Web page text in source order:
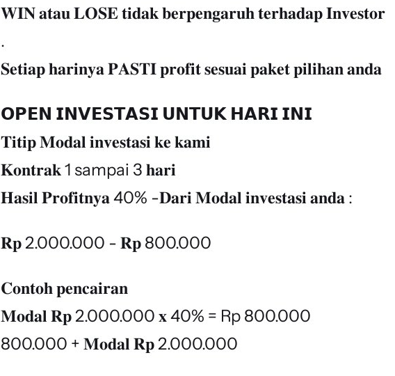
𝐖𝐈𝐍 𝐚𝐭𝐚𝐮 𝐋𝐎𝐒𝐄 𝐭𝐢𝐝𝐚𝐤 𝐛𝐞𝐫𝐩𝐞𝐧𝐠𝐚𝐫𝐮𝐡 𝐭𝐞𝐫𝐡𝐚𝐝𝐚𝐩 𝐈𝐧𝐯𝐞𝐬𝐭𝐨𝐫
.
𝐒𝐞𝐭𝐢𝐚𝐩 𝐡𝐚𝐫𝐢𝐧𝐲𝐚 𝐏𝐀𝐒𝐓𝐈 𝐩𝐫𝐨𝐟𝐢𝐭 𝐬𝐞𝐬𝐮𝐚𝐢 𝐩𝐚𝐤𝐞𝐭 𝐩𝐢𝐥𝐢𝐡𝐚𝐧 𝐚𝐧𝐝𝐚
𝗢𝗣𝗘𝗡 𝗜𝗡𝗩𝗘𝗦𝗧𝗔𝗦𝗜 𝗨𝗡𝗧𝗨𝗞 𝗛𝗔𝗥𝗜 𝗜𝗡𝗜
𝐓𝐢𝐭𝐢𝐩 𝐌𝐨𝐝𝐚𝐥 𝐢𝐧𝐯𝐞𝐬𝐭𝐚𝐬𝐢 𝐤𝐞 𝐤𝐚𝐦𝐢
𝐊𝐨𝐧𝐭𝐫𝐚𝐤 1 sampai 3 𝐡𝐚𝐫𝐢
𝐇𝐚𝐬𝐢𝐥 𝐏𝐫𝐨𝐟𝐢𝐭𝐧𝐲𝐚 40% -𝐃𝐚𝐫𝐢 𝐌𝐨𝐝𝐚𝐥 𝐢𝐧𝐯𝐞𝐬𝐭𝐚𝐬𝐢 𝐚𝐧𝐝𝐚 :
𝐑𝐩 2.000.000 - 𝐑𝐩 800.000
𝐂𝐨𝐧𝐭𝐨𝐡 𝐩𝐞𝐧𝐜𝐚𝐢𝐫𝐚𝐧
𝐌𝐨𝐝𝐚𝐥 𝐑𝐩 2.000.000 𝐱 40% = Rp 800.000
800.000 + 𝐌𝐨𝐝𝐚𝐥 𝐑𝐩 2.000.000